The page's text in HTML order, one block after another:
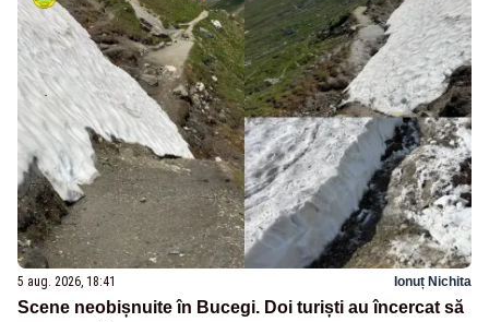
5 aug. 2026, 18:41 Ionuț Nichita
Scene neobișnuite în Bucegi. Doi turiști au încercat să